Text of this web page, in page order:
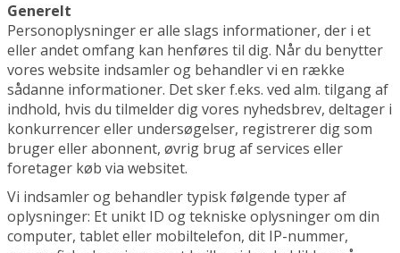
Generelt
Personoplysninger er alle slags informationer, der i et
eller andet omfang kan henføres til dig. Når du benytter
vores website indsamler og behandler vi en række
sådanne informationer. Det sker f.eks. ved alm. tilgang af
indhold, hvis du tilmelder dig vores nyhedsbrev, deltager i
konkurrencer eller undersøgelser, registrerer dig som
bruger eller abonnent, øvrig brug af services eller
foretager køb via websitet.
Vi indsamler og behandler typisk følgende typer af
oplysninger: Et unikt ID og tekniske oplysninger om din
computer, tablet eller mobiltelefon, dit IP-nummer,